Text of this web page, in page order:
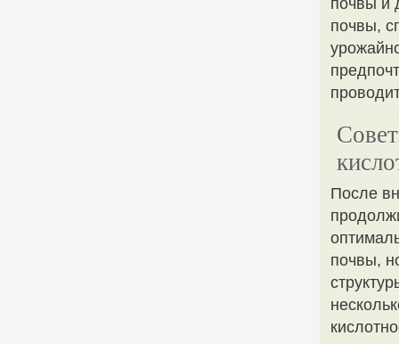
почвы и
почвы,
После
почвы,